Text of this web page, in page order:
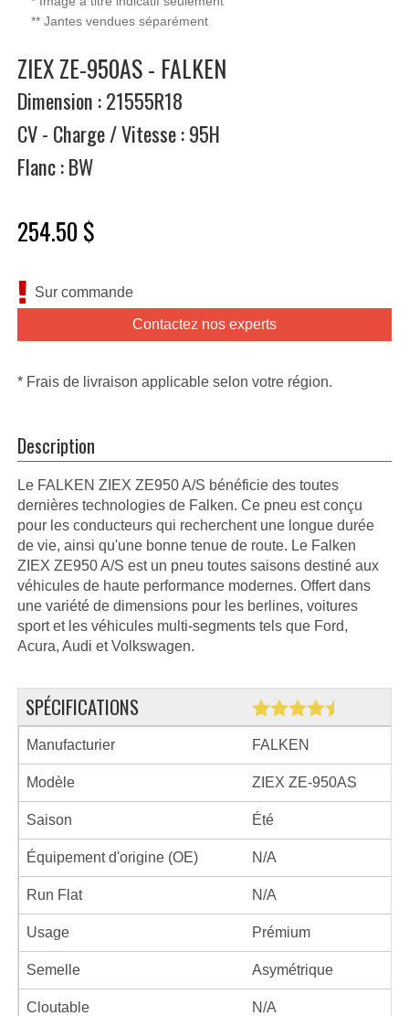
** Jantes vendues séparément
ZIEX ZE-950AS - FALKEN
Dimension : 21555R18
CV - Charge / Vitesse : 95H
Flanc : BW
254.50 $
Sur commande
Contactez nos experts
* Frais de livraison applicable selon votre région.
Description
Le FALKEN ZIEX ZE950 A/S bénéficie des toutes
dernières technologies de Falken. Ce pneu est conçu
pour les conducteurs qui recherchent une longue durée
de vie, ainsi qu'une bonne tenue de route. Le Falken
ZIEX ZE950 A/S est un pneu toutes saisons destiné aux
véhicules de haute performance modernes. Offert dans
une variété de dimensions pour les berlines, voitures
sport et les véhicules multi-segments tels que Ford,
Acura, Audi et Volkswagen.
SPÉCIFICATIONS
Manufacturier FALKEN
Modèle ZIEX ZE-950AS
Saison Été
Équipement d'origine (OE) N/A
Run Flat N/A
Usage Prémium
Semelle Asymétrique
Cloutable N/A